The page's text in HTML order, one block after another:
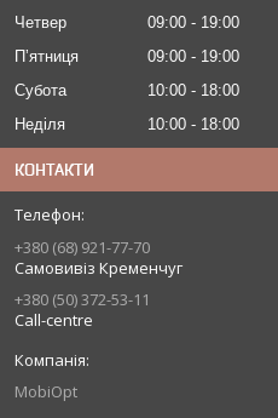
Четвер
09:00
19:00
Пʼятниця
09:00
19:00
Субота
10:00
18:00
Неділя
10:00 18:00
КОНТАКТИ
+380 (68) 921-77-70
Самовивіз Кременчуг
+380 (50) 372-53-11
Call-centre
MobiOpt